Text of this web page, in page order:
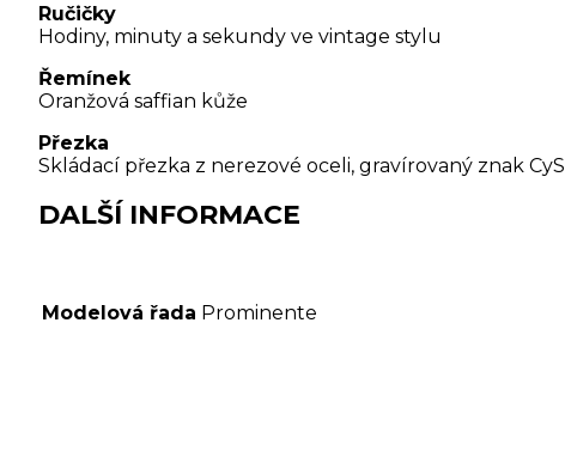
Ručičky
Hodiny, minuty a sekundy ve vintage stylu
Řemínek
Oranžová saffian kůže
Přezka
Skládací přezka z nerezové oceli, gravírovaný znak CyS
DALŠÍ INFORMACE
Modelová řada Prominente